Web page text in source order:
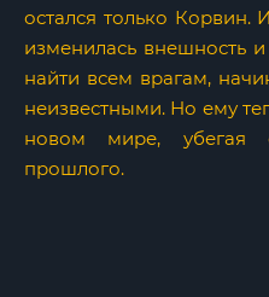
остался только Корвин.
изменилась внешность
найти всем врагам,
неизвестными. Но ему
новом мире, убегая
прошлого.